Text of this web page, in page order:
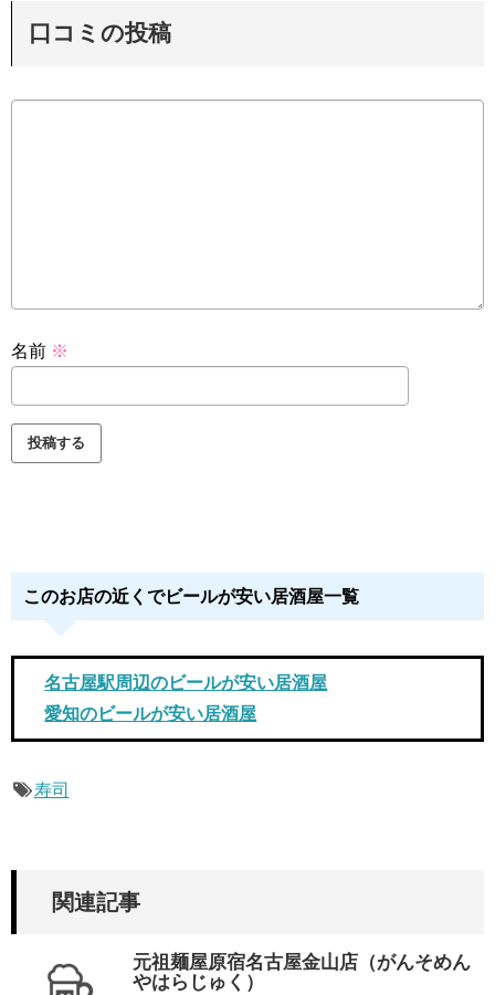
口コミの投稿
名前 ※
このお店の近くでビールが安い居酒屋一覧
名古屋駅周辺のビールが安い居酒屋
愛知のビールが安い居酒屋
寿司
関連記事
元祖麺屋原宿名古屋金山店（がんそめん
やはらじゅく）